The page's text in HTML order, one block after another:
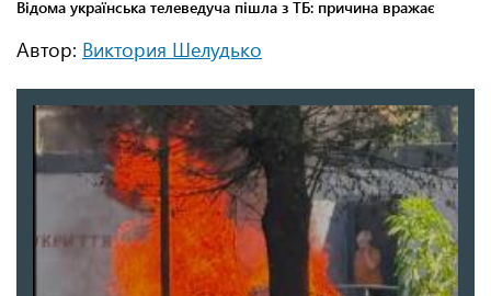
Автор: Виктория Шелудько